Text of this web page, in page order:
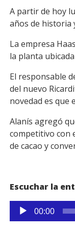
Facebook
WhatsApp
Email
Copy
A partir de hoy
años de historia
La empresa
la planta
El responsable
del nuevo
novedad es que
Alanís agregó
competitivo con
de cacao y
Escuchar la
Reproductor
de
00:00